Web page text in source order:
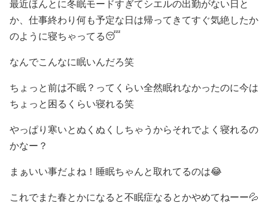
最近ほんとに冬眠モードすぎてシエルの出勤がない日と
か、仕事終わり何も予定な日は帰ってきてすぐ気絶したか
のように寝ちゃってる😴
なんでこんなに眠いんだろ笑
ちょっと前は不眠？ってくらい全然眠れなかったのに今は
ちょっと困るくらい寝れる笑
やっぱり寒いとぬくぬくしちゃうからそれでよく寝れるの
かなー？
まぁいい事だよね！睡眠ちゃんと取れてるのは😂
これでまた春とかになると不眠症なるとかやめてねーー💦